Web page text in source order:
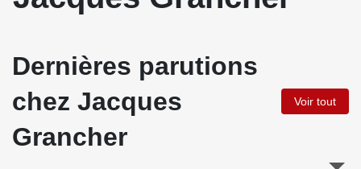
Dernières parutions
chez Jacques
Grancher
Voir tout